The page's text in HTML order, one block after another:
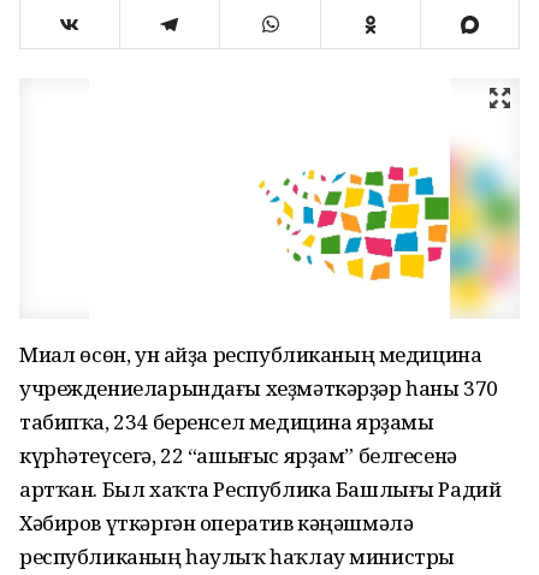
Миҫал өсөн, ун айҙа республиканың медицина
учреждениеларындағы хеҙмәткәрҙәр һаны 370
табипҡа, 234 беренсел медицина ярҙамы
күрһәтеүсегә, 22 “ашығыс ярҙам” белгесенә
артҡан. Был хаҡта Республика Башлығы Радий
Хәбиров үткәргән оператив кәңәшмәлә
республиканың һаулыҡ һаҡлау министры